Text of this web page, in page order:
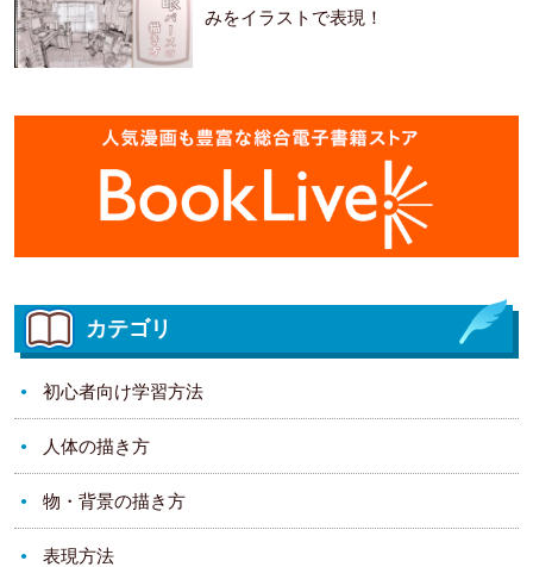
みをイラストで表現！
カテゴリ
初心者向け学習方法
人体の描き方
物・背景の描き方
表現方法